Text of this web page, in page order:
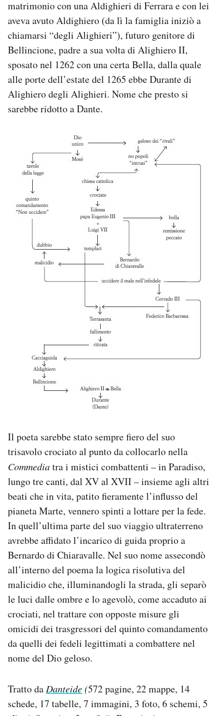
matrimonio con una Aldighieri di Ferrara e con lei
aveva avuto Aldighiero (da lì la famiglia iniziò a
chiamarsi “degli Alighieri”), futuro genitore di
Bellincione, padre a sua volta di Alighiero II,
sposato nel 1262 con una certa Bella, dalla quale
alle porte dell’estate del 1265 ebbe Durante di
Alighiero degli Alighieri. Nome che presto si
sarebbe ridotto a Dante.
Il poeta sarebbe stato sempre fiero del suo
trisavolo crociato al punto da collocarlo nella
Commediatra i mistici combattenti – in Paradiso,
lungo tre canti, dal XV al XVII – insieme agli altri
beati che in vita, patito fieramente l’influsso del
pianeta Marte, vennero spinti a lottare per la fede.
In quell’ultima parte del suo viaggio ultraterreno
avrebbe affidato l’incarico di guida proprio a
Bernardo di Chiaravalle. Nel suo nome assecondò
all’interno del poema la logica risolutiva del
malicidio che, illuminandogli la strada, gli separò
le luci dalle ombre e lo agevolò, come accaduto ai
crociati, nel trattare con opposte misure gli
omicidi dei trasgressori del quinto comandamento
da quelli dei fedeli legittimati a combattere nel
nome del Dio geloso.
Tratto da Danteide(572 pagine, 22 mappe, 14
schede, 17 tabelle, 7 immagini, 3 foto, 6 schemi, 5